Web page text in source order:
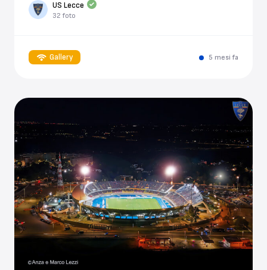
US Lecce
32 foto
Gallery 5 mesi fa